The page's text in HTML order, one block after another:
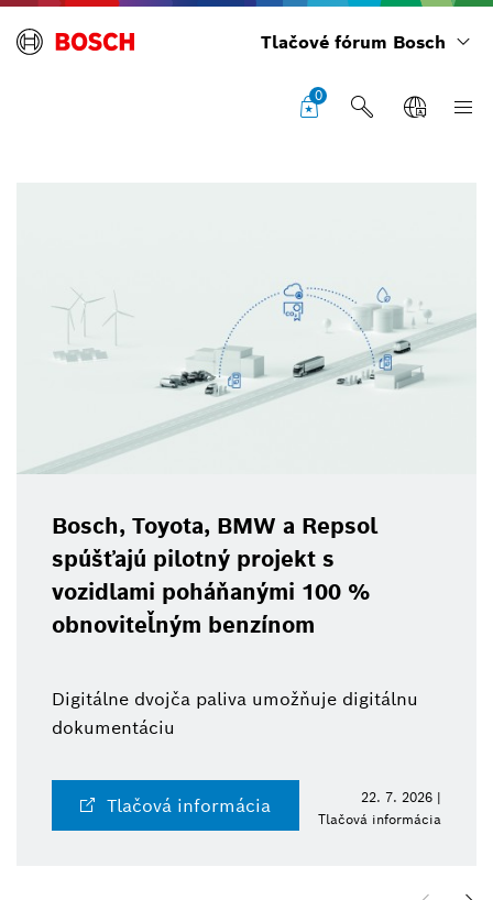
Tlačové fórum Bosch
0
Bosch, Toyota, BMW a Repsol
spúšťajú pilotný projekt s
vozidlami poháňanými 100 %
obnoviteľným benzínom
Digitálne dvojča paliva umožňuje digitálnu
dokumentáciu
Tlačová informácia
22. 7. 2026 |
Tlačová informácia